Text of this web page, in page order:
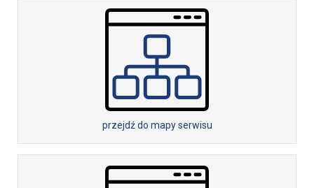
przejdź do mapy serwisu